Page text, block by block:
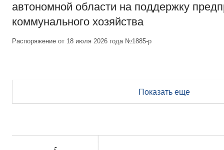
автономной области на поддержку
коммунального хозяйства
Распоряжение от 18 июля 2026 года №1885-р
Показать еще